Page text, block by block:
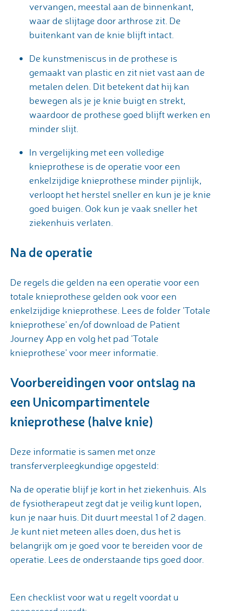
vervangen, meestal aan de binnenkant,
waar de slijtage door arthrose zit. De
buitenkant van de knie blijft intact.
De kunstmeniscus in de prothese is
gemaakt van plastic en zit niet vast aan de
metalen delen. Dit betekent dat hij kan
bewegen als je je knie buigt en strekt,
waardoor de prothese goed blijft werken en
minder slijt.
In vergelijking met een volledige
knieprothese is de operatie voor een
enkelzijdige knieprothese minder pijnlijk,
verloopt het herstel sneller en kun je je knie
goed buigen. Ook kun je vaak sneller het
ziekenhuis verlaten.
Na de operatie
De regels die gelden na een operatie voor een
totale knieprothese gelden ook voor een
enkelzijdige knieprothese. Lees de folder 'Totale
knieprothese' en/of download de Patient
Journey App en volg het pad 'Totale
knieprothese' voor meer informatie.
Voorbereidingen voor ontslag na
een Unicompartimentele
knieprothese (halve knie)
Deze informatie is samen met onze
transferverpleegkundige opgesteld:
Na de operatie blijf je kort in het ziekenhuis. Als
de fysiotherapeut zegt dat je veilig kunt lopen,
kun je naar huis. Dit duurt meestal 1 of 2 dagen.
Je kunt niet meteen alles doen, dus het is
belangrijk om je goed voor te bereiden voor de
operatie. Lees de onderstaande tips goed door.
Een checklist voor wat u regelt voordat u